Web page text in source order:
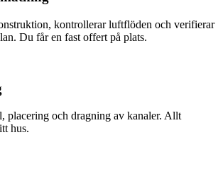
kontrollerar luftflöden och verifierar
Du får en fast offert på plats.
placering och dragning av kanaler. Allt
hus.